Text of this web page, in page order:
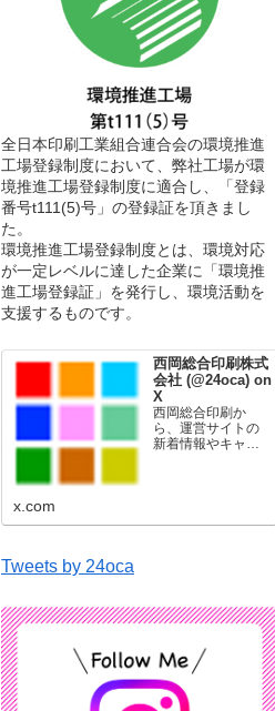
全日本印刷工業組合連合会の環境推進
工場登録制度において、弊社工場が環
境推進工場登録制度に適合し、「登録
番号t111(5)号」の登録証を頂きまし
た。
環境推進工場登録制度とは、環境対応
が一定レベルに達した企業に「環境推
進工場登録証」を発行し、環境活動を
支援するものです。
西岡総合印刷株式
会社 (@24oca) on
X
西岡総合印刷か
ら、運営サイトの
新着情報やキャン
ています。
x.com
Tweets by 24oca